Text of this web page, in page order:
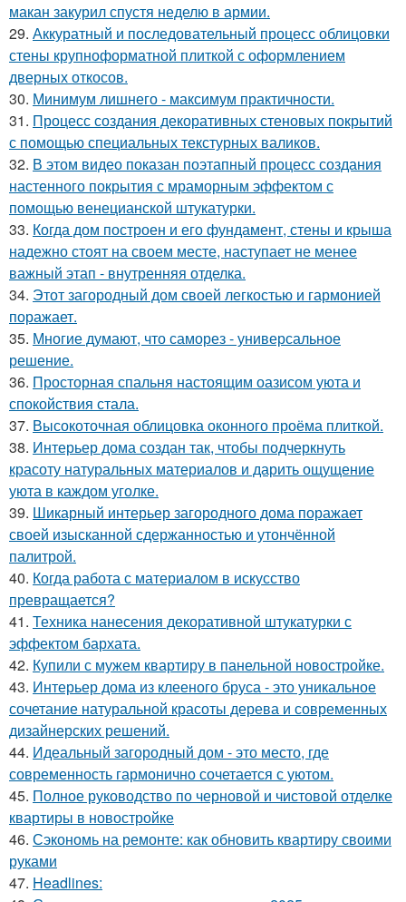
макан закурил спустя неделю в армии.
29. Аккуратный и последовательный процесс облицовки
стены крупноформатной плиткой с оформлением
дверных откосов.
30. Минимум лишнего - максимум практичности.
31. Процесс создания декоративных стеновых покрытий
с помощью специальных текстурных валиков.
32. В этом видео показан поэтапный процесс создания
настенного покрытия с мраморным эффектом с
помощью венецианской штукатурки.
33. Когда дом построен и его фундамент, стены и крыша
надежно стоят на своем месте, наступает не менее
важный этап - внутренняя отделка.
34. Этот загородный дом своей легкостью и гармонией
поражает.
35. Многие думают, что саморез - универсальное
решение.
36. Просторная спальня настоящим оазисом уюта и
спокойствия стала.
37. Высокоточная облицовка оконного проёма плиткой.
38. Интерьер дома создан так, чтобы подчеркнуть
красоту натуральных материалов и дарить ощущение
уюта в каждом уголке.
39. Шикарный интерьер загородного дома поражает
своей изысканной сдержанностью и утончённой
палитрой.
40. Когда работа с материалом в искусство
превращается?
41. Техника нанесения декоративной штукатурки с
эффектом бархата.
42. Купили с мужем квартиру в панельной новостройке.
43. Интерьер дома из клееного бруса - это уникальное
сочетание натуральной красоты дерева и современных
дизайнерских решений.
44. Идеальный загородный дом - это место, где
современность гармонично сочетается с уютом.
45. Полное руководство по черновой и чистовой отделке
квартиры в новостройке
46. Сэкономь на ремонте: как обновить квартиру своими
руками
47. Headlines: